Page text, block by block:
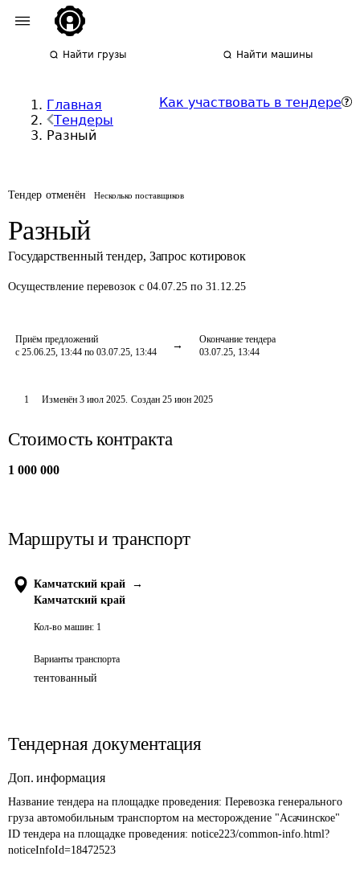
Найти грузы Найти машины
Главная
Тендеры
Разный
Как участвовать в тендере
Тендер отменён Несколько поставщиков
Разный
Государственный тендер, Запрос котировок
Осуществление перевозок с 04.07.25 по 31.12.25
Приём предложений
с 25.06.25, 13:44 по 03.07.25, 13:44
Окончание тендера
03.07.25, 13:44
1 Изменён 3 июл 2025. Создан 25 июн 2025
Стоимость контракта
1 000 000
Маршруты и транспорт
Камчатский край
→
Камчатский край
Кол-во машин: 1
Варианты транспорта
тентованный
Тендерная документация
Доп. информация
Название тендера на площадке проведения: Перевозка генерального
груза автомобильным транспортом на месторождение "Асачинское"
ID тендера на площадке проведения: notice223/common-info.html?
noticeInfoId=18472523